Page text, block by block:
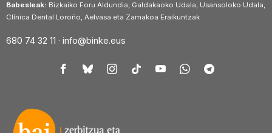
Babesleak: Bizkaiko Foru Aldundia, Galdakaoko Udala, Usansoloko Udala,
Clínica Dental Loroño, Aelvasa eta Zamakoa Eraikuntzak
680 74 32 11 · info@binke.eus